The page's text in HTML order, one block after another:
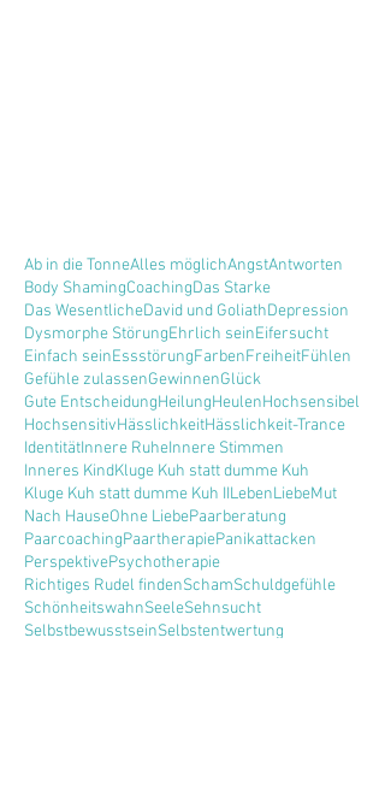
Ab in die TonneAlles möglichAngstAntworten
Body ShamingCoachingDas Starke
Das WesentlicheDavid und GoliathDepression
Dysmorphe StörungEhrlich seinEifersucht
Einfach seinEssstörungFarbenFreiheitFühlen
Gefühle zulassenGewinnenGlück
Gute EntscheidungHeilungHeulenHochsensibel
HochsensitivHässlichkeitHässlichkeit-Trance
IdentitätInnere RuheInnere Stimmen
Inneres KindKluge Kuh statt dumme Kuh
Kluge Kuh statt dumme Kuh IILebenLiebeMut
Nach HauseOhne LiebePaarberatung
PaarcoachingPaartherapiePanikattacken
PerspektivePsychotherapie
Richtiges Rudel findenSchamSchuldgefühle
SchönheitswahnSeeleSehnsucht
SelbstbewusstseinSelbstentwertung